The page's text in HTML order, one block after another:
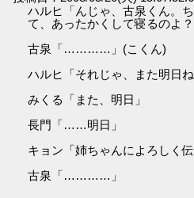
ハルヒ「んじゃ、古泉くん。
て、あったかくして寝るのよ
古泉「…………」(こくん)
ハルヒ「それじゃ、また明日ね
みくる「また、明日」
長門「……明日」
キョン「姉ちゃんによろしく
古泉「…………」